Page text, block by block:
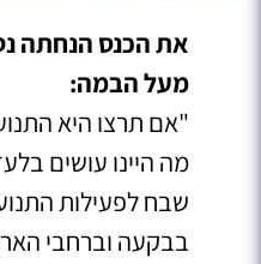
את הכנס הנחתה
מעל הבמה:
"אם תרצו היא
מה היינו עושים
שבח לפעילות
בבקעה וברחבי